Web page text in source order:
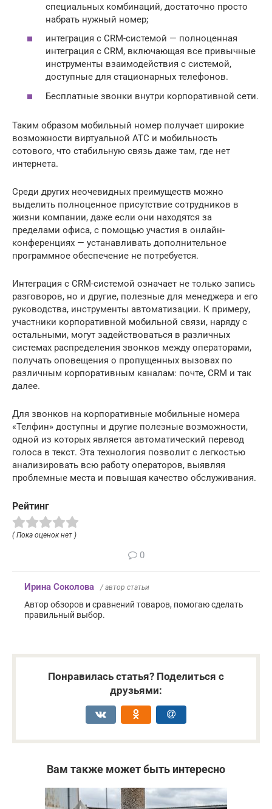
специальных комбинаций, достаточно просто
набрать нужный номер;
интеграция с CRM-системой — полноценная
интеграция с CRM, включающая все привычные
инструменты взаимодействия с системой,
доступные для стационарных телефонов.
Бесплатные звонки внутри корпоративной сети.
Таким образом мобильный номер получает широкие
возможности виртуальной АТС и мобильность
сотового, что стабильную связь даже там, где нет
интернета.
Среди других неочевидных преимуществ можно
выделить полноценное присутствие сотрудников в
жизни компании, даже если они находятся за
пределами офиса, с помощью участия в онлайн-
конференциях — устанавливать дополнительное
программное обеспечение не потребуется.
Интеграция с CRM-системой означает не только запись
разговоров, но и другие, полезные для менеджера и его
руководства, инструменты автоматизации. К примеру,
участники корпоративной мобильной связи, наряду с
остальными, могут задействоваться в различных
системах распределения звонков между операторами,
получать оповещения о пропущенных вызовах по
различным корпоративным каналам: почте, CRM и так
далее.
Для звонков на корпоративные мобильные номера
«Телфин» доступны и другие полезные возможности,
одной из которых является автоматический перевод
голоса в текст. Эта технология позволит с легкостью
анализировать всю работу операторов, выявляя
проблемные места и повышая качество обслуживания.
Рейтинг
( Пока оценок нет )
0
Ирина Соколова / автор статьи
Автор обзоров и сравнений товаров, помогаю сделать
правильный выбор.
Понравилась статья? Поделиться с
друзьями:
Вам также может быть интересно